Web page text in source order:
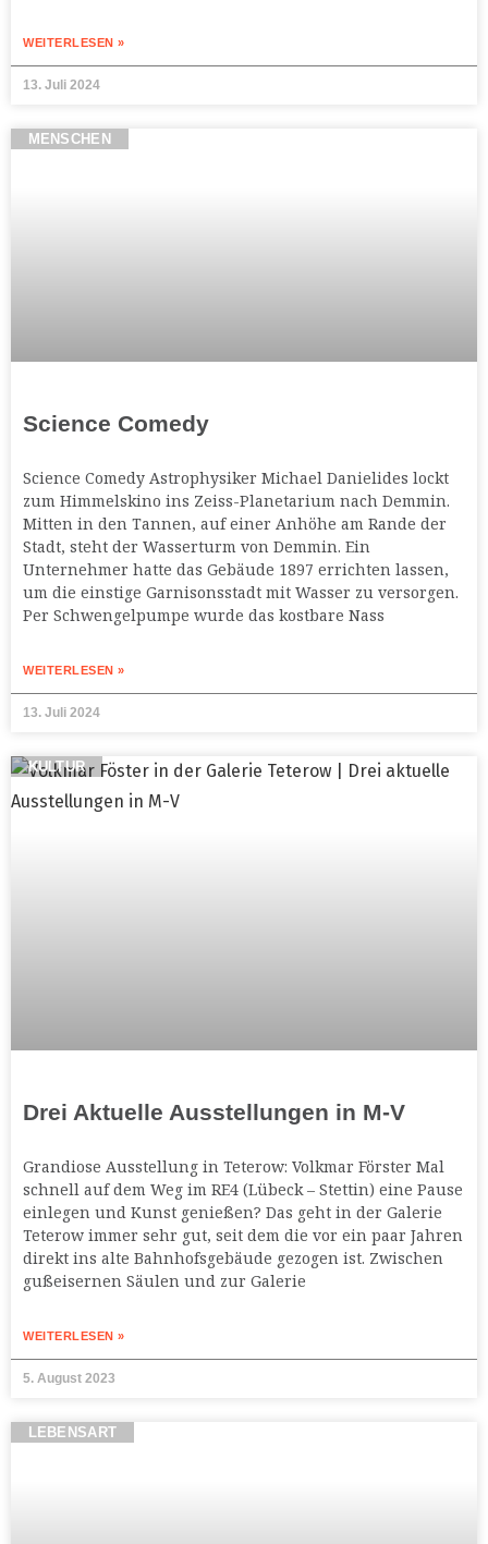
WEITERLESEN »
13. Juli 2024
MENSCHEN
Science Comedy
Science Comedy Astrophysiker Michael Danielides lockt
zum Himmelskino ins Zeiss-Planetarium nach Demmin.
Mitten in den Tannen, auf einer Anhöhe am Rande der
Stadt, steht der Wasserturm von Demmin. Ein
Unternehmer hatte das Gebäude 1897 errichten lassen,
um die einstige Garnisonsstadt mit Wasser zu versorgen.
Per Schwengelpumpe wurde das kostbare Nass
WEITERLESEN »
13. Juli 2024
KULTUR
Drei Aktuelle Ausstellungen in M-V
Grandiose Ausstellung in Teterow: Volkmar Förster Mal
schnell auf dem Weg im RE4 (Lübeck – Stettin) eine Pause
einlegen und Kunst genießen? Das geht in der Galerie
Teterow immer sehr gut, seit dem die vor ein paar Jahren
direkt ins alte Bahnhofsgebäude gezogen ist. Zwischen
gußeisernen Säulen und zur Galerie
WEITERLESEN »
5. August 2023
LEBENSART